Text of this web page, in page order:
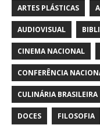
ARTES PLÁSTICAS
AUDIOVISUAL
CINEMA NACIONAL
CONFERÊNCIA
CULINÁRIA BRASILEIRA
DOCES FILOSOFIA